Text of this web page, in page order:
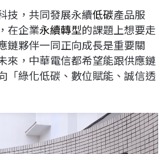
e
d
I
n
L
i
n
k
技，共同發展永續低碳產品服
在企業永續轉型的課題上想要走
鏈夥伴一同正向成長是重要關
來，中華電信都希望能跟供應鏈
「綠化低碳、數位賦能、誠信透